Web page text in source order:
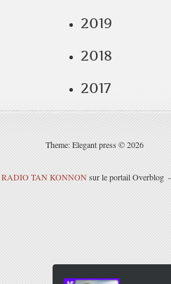
2019
2018
2017
Theme: Elegant press © 2026
RADIO TAN KONNON sur le portail Overblog